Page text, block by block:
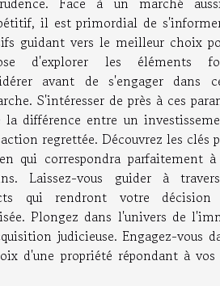
il est primordial de
guidant vers le meilleur choix
d'explorer les éléments
avant de s'engager dans
S'intéresser de près à ces
la différence entre un
regrettée. Découvrez les clés
qui correspondra parfaitement
Laissez-vous guider à
qui rendront votre décision
Plongez dans l'univers de
judicieuse. Engagez-vous
d'une propriété répondant à